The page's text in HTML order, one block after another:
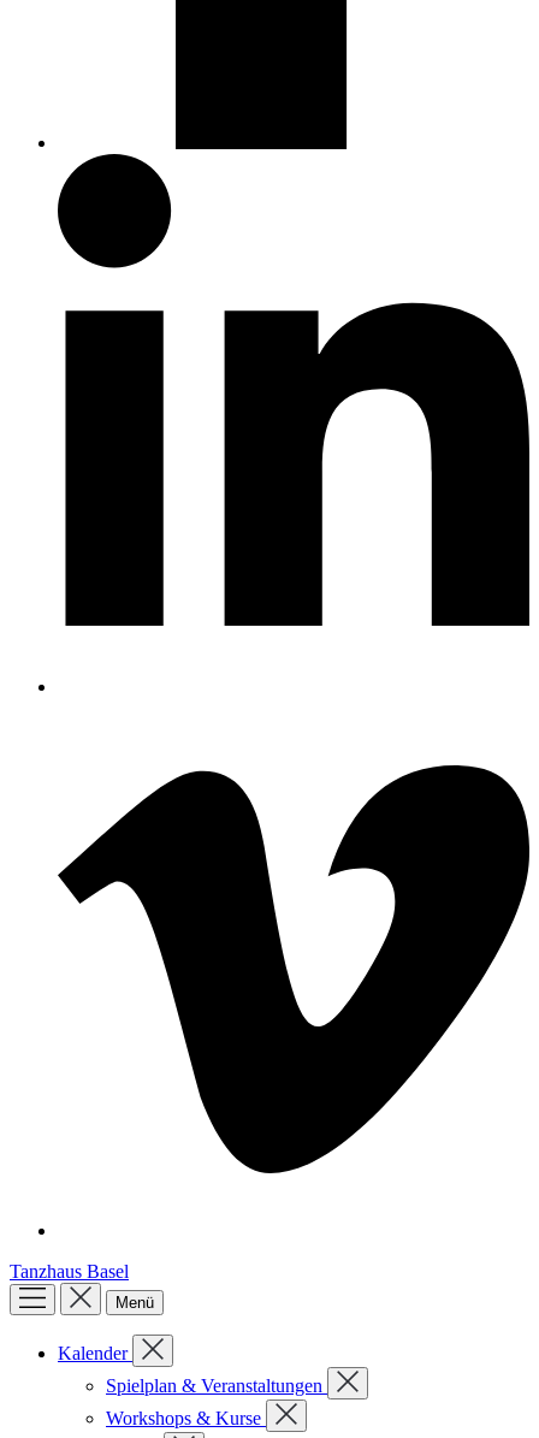
Tanzhaus Basel
Menü
Kalender
Spielplan & Veranstaltungen
Workshops & Kurse